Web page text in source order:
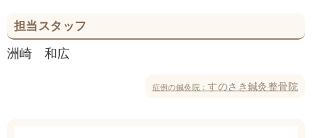
担当スタッフ
洲崎 和広
症例の鍼灸院：すのさき鍼灸整骨院